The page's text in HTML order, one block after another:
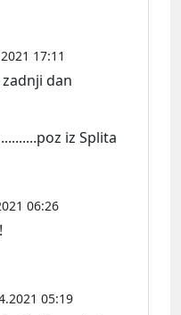
17:11
zadnji dan
iz Splita
06:26
05:19